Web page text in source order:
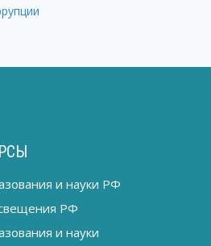
и науки РФ
РФ
и науки